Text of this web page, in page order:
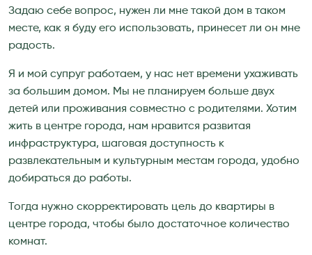
Задаю себе вопрос, нужен ли мне такой дом в таком
месте, как я буду его использовать, принесет ли он мне
радость.
Я и мой супруг работаем, у нас нет времени ухаживать
за большим домом. Мы не планируем больше двух
детей или проживания совместно с родителями. Хотим
жить в центре города, нам нравится развитая
инфраструктура, шаговая доступность к
развлекательным и культурным местам города, удобно
добираться до работы.
Тогда нужно скорректировать цель до квартиры в
центре города, чтобы было достаточное количество
комнат.